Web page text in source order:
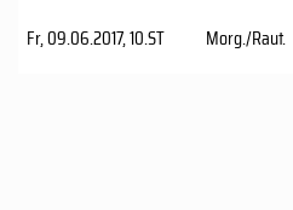
Fr, 09.06.2017, 10.ST Morg./Raut.